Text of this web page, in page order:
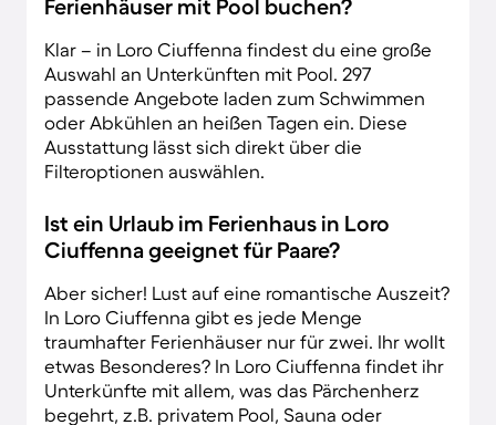
Ferienhäuser mit Pool buchen?
Klar – in Loro Ciuffenna findest du eine große
Auswahl an Unterkünften mit Pool. 297
passende Angebote laden zum Schwimmen
oder Abkühlen an heißen Tagen ein. Diese
Ausstattung lässt sich direkt über die
Filteroptionen auswählen.
Ist ein Urlaub im Ferienhaus in Loro
Ciuffenna geeignet für Paare?
Aber sicher! Lust auf eine romantische Auszeit?
In Loro Ciuffenna gibt es jede Menge
traumhafter Ferienhäuser nur für zwei. Ihr wollt
etwas Besonderes? In Loro Ciuffenna findet ihr
Unterkünfte mit allem, was das Pärchenherz
begehrt, z.B. privatem Pool, Sauna oder